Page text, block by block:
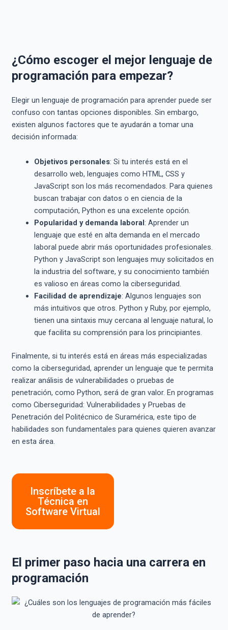
¿Cómo escoger el mejor lenguaje de
programación para empezar?
Elegir un lenguaje de programación para aprender puede ser
confuso con tantas opciones disponibles. Sin embargo,
existen algunos factores que te ayudarán a tomar una
decisión informada:
Objetivos personales: Si tu interés está en el
desarrollo web, lenguajes como HTML, CSS y
JavaScript son los más recomendados. Para quienes
buscan trabajar con datos o en ciencia de la
computación, Python es una excelente opción.
Popularidad y demanda laboral: Aprender un
lenguaje que esté en alta demanda en el mercado
laboral puede abrir más oportunidades profesionales.
Python y JavaScript son lenguajes muy solicitados en
la industria del software, y su conocimiento también
es valioso en áreas como la ciberseguridad.
Facilidad de aprendizaje: Algunos lenguajes son
más intuitivos que otros. Python y Ruby, por ejemplo,
tienen una sintaxis muy cercana al lenguaje natural, lo
que facilita su comprensión para los principiantes.
Finalmente, si tu interés está en áreas más especializadas
como la ciberseguridad, aprender un lenguaje que te permita
realizar análisis de vulnerabilidades o pruebas de
penetración, como Python, será de gran valor. En programas
como Ciberseguridad: Vulnerabilidades y Pruebas de
Penetración del Politécnico de Suramérica, este tipo de
habilidades son fundamentales para quienes quieren avanzar
en esta área.
Inscríbete a la
Técnica en
Software Virtual
El primer paso hacia una carrera en
programación